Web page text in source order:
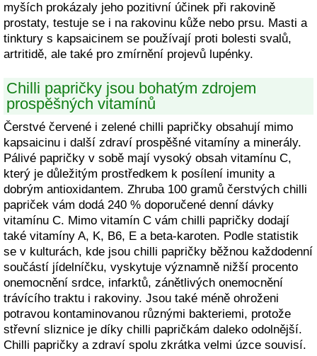
myších prokázaly jeho pozitivní účinek při rakovině
prostaty, testuje se i na rakovinu kůže nebo prsu. Masti a
tinktury s kapsaicinem se používají proti bolesti svalů,
artritidě, ale také pro zmírnění projevů lupénky.
Chilli papričky jsou bohatým zdrojem
prospěšných vitamínů
Čerstvé červené i zelené chilli papričky obsahují mimo
kapsaicinu i další zdraví prospěšné vitamíny a minerály.
Pálivé papričky v sobě mají vysoký obsah vitamínu C,
který je důležitým prostředkem k posílení imunity a
dobrým antioxidantem. Zhruba 100 gramů čerstvých chilli
papriček vám dodá 240 % doporučené denní dávky
vitamínu C. Mimo vitamín C vám chilli papričky dodají
také vitamíny A, K, B6, E a beta-karoten. Podle statistik
se v kulturách, kde jsou chilli papričky běžnou každodenní
součástí jídelníčku, vyskytuje významně nižší procento
onemocnění srdce, infarktů, zánětlivých onemocnění
trávícího traktu i rakoviny. Jsou také méně ohroženi
potravou kontaminovanou různými bakteriemi, protože
střevní sliznice je díky chilli papričkám daleko odolnější.
Chilli papričky a zdraví spolu zkrátka velmi úzce souvisí.